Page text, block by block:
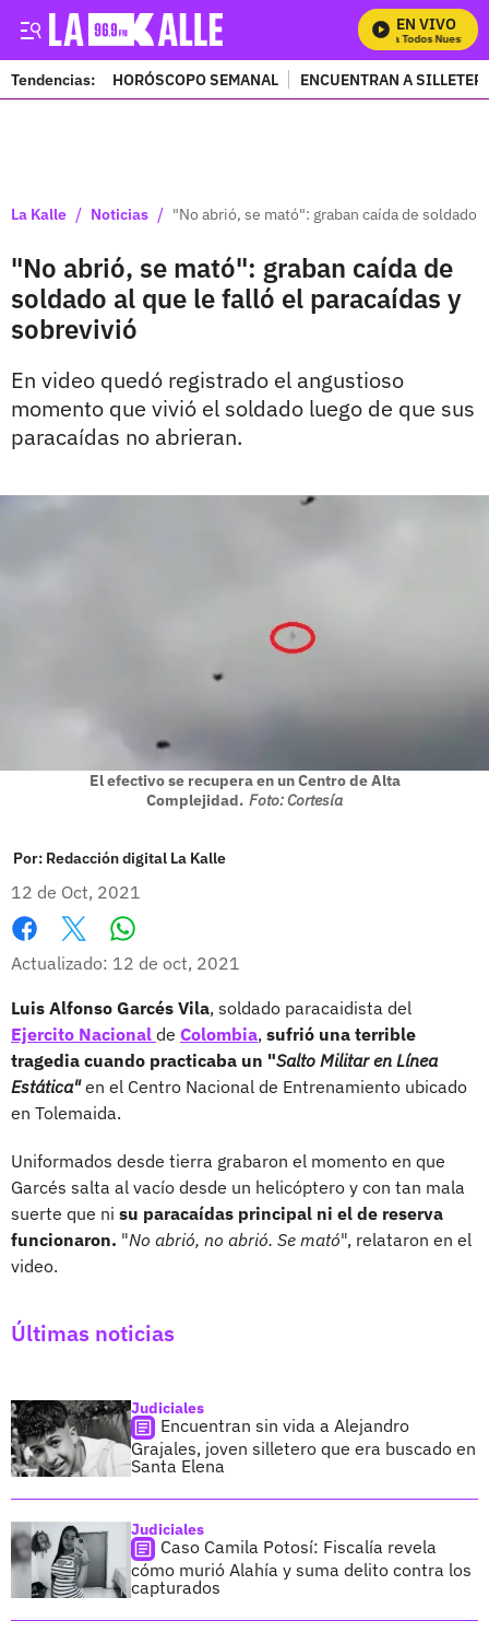
EN VIVO
Mira Todos Nuestros
Tendencias: HORÓSCOPO SEMANAL ENCUENTRAN A
La Kalle / Noticias / "No abrió, se mató": graban caída de soldado
"No abrió, se mató": graban caída de
soldado al que le falló el paracaídas y
sobrevivió
En video quedó registrado el angustioso
momento que vivió el soldado luego de que sus
paracaídas no abrieran.
El efectivo se recupera en un Centro de Alta
Complejidad. Foto: Cortesía
Por: Redacción digital La Kalle
12 de Oct, 2021
Facebook
X
Actualizado: 12 de oct, 2021
Luis Alfonso Garcés Vila, soldado paracaidista del
Ejercito Nacional de Colombia, sufrió una terrible
tragedia cuando practicaba un "Salto Militar en Línea
Estática"en el Centro Nacional de Entrenamiento ubicado
en Tolemaida.
Uniformados desde tierra grabaron el momento en que
Garcés salta al vacío desde un helicóptero y con tan mala
suerte que ni su paracaídas principal ni el de reserva
funcionaron. "No abrió, no abrió. Se mató", relataron en el
video.
Últimas noticias
Judiciales
Encuentran sin vida a Alejandro
Grajales, joven silletero que era buscado en
Santa Elena
Judiciales
Caso Camila Potosí: Fiscalía revela
cómo murió Alahía y suma delito contra los
capturados